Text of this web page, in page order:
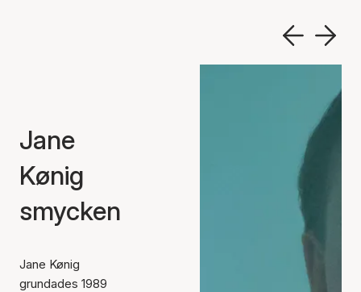
Jane
Kønig
smycken
Jane Kønig
grundades 1989